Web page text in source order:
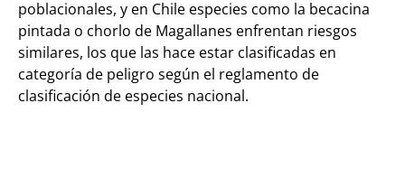
poblacionales, y en Chile especies como la becacina
pintada o chorlo de Magallanes enfrentan riesgos
similares, los que las hace estar clasificadas en
categoría de peligro según el reglamento de
clasificación de especies nacional.